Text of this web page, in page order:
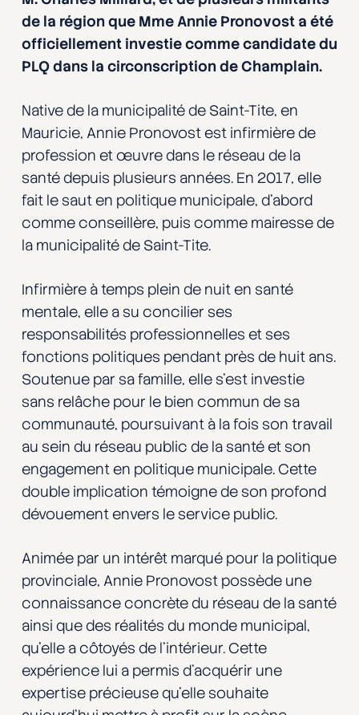
de la région que Mme Annie Pronovost a été
officiellement investie comme candidate du
PLQ dans la circonscription de Champlain.
Native de la municipalité de Saint-Tite, en
Mauricie, Annie Pronovost est infirmière de
profession et œuvre dans le réseau de la
santé depuis plusieurs années. En 2017, elle
fait le saut en politique municipale, d’abord
comme conseillère, puis comme mairesse de
la municipalité de Saint-Tite.
Infirmière à temps plein de nuit en santé
mentale, elle a su concilier ses
responsabilités professionnelles et ses
fonctions politiques pendant près de huit ans.
Soutenue par sa famille, elle s’est investie
sans relâche pour le bien commun de sa
communauté, poursuivant à la fois son travail
au sein du réseau public de la santé et son
engagement en politique municipale. Cette
double implication témoigne de son profond
dévouement envers le service public.
Animée par un intérêt marqué pour la politique
provinciale, Annie Pronovost possède une
connaissance concrète du réseau de la santé
ainsi que des réalités du monde municipal,
qu’elle a côtoyés de l’intérieur. Cette
expérience lui a permis d’acquérir une
expertise précieuse qu’elle souhaite